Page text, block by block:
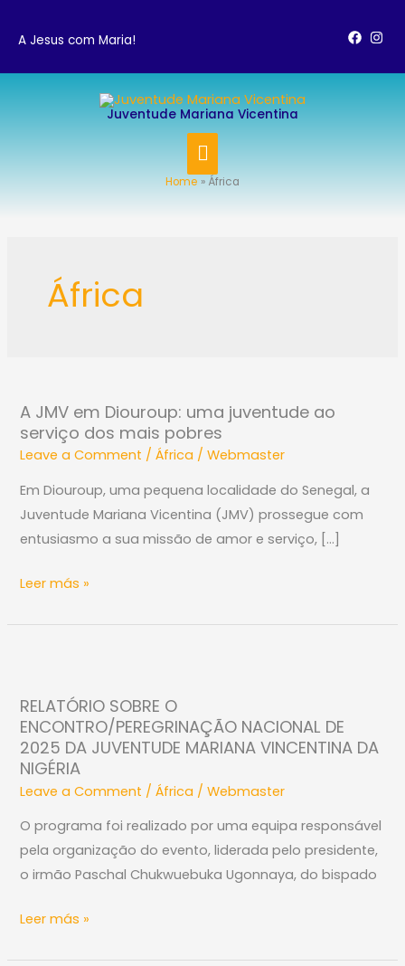
A Jesus com Maria!
Juventude Mariana Vicentina
MAIN
MENU
Home África
África
A JMV em Diouroup: uma juventude ao
serviço dos mais pobres
Leave a Comment /África /Webmaster
Em Diouroup, uma pequena localidade do Senegal, a
Juventude Mariana Vicentina (JMV) prossegue com
entusiasmo a sua missão de amor e serviço, […]
em
Diouroup:
uma
juventude
ao
serviço
mais
Leer más »
RELATÓRIO SOBRE O
ENCONTRO/PEREGRINAÇÃO NACIONAL DE
2025 DA JUVENTUDE MARIANA VINCENTINA DA
NIGÉRIA
Leave a Comment /África /Webmaster
O programa foi realizado por uma equipa responsável
pela organização do evento, liderada pelo presidente,
o irmão Paschal Chukwuebuka Ugonnaya, do bispado
O
ENCONTRO/PEREGRINAÇÃO
NACIONAL
DE
DA
JUVENTUDE
MARIANA
NIGÉRIA
Leer más »
pagination